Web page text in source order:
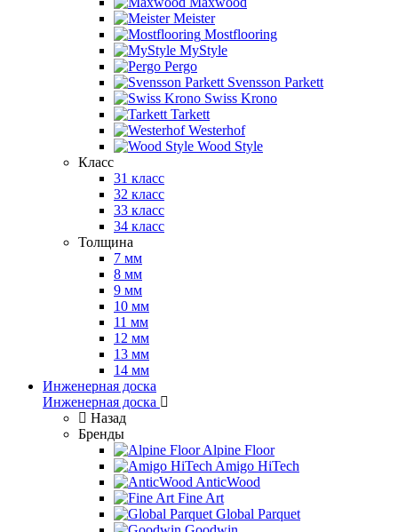
Meister
Mostflooring
MyStyle
Pergo
Svensson Parkett
Swiss Krono
Tarkett
Westerhof
Wood Style
Класс
31 класс
32 класс
33 класс
34 класс
Толщина
7 мм
8 мм
9 мм
10 мм
11 мм
12 мм
13 мм
14 мм
Инженерная доска
Инженерная доска
Назад
Бренды
Alpine Floor
Amigo HiTech
AnticWood
Fine Art
Global Parquet